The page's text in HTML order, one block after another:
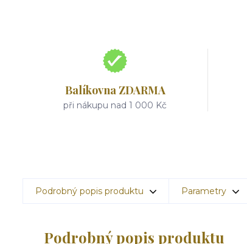
Balíkovna ZDARMA
při nákupu nad 1 000 Kč
Podrobný popis produktu Parametry
Podrobný popis produktu